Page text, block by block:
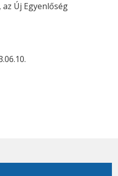
Új Egyenlőség